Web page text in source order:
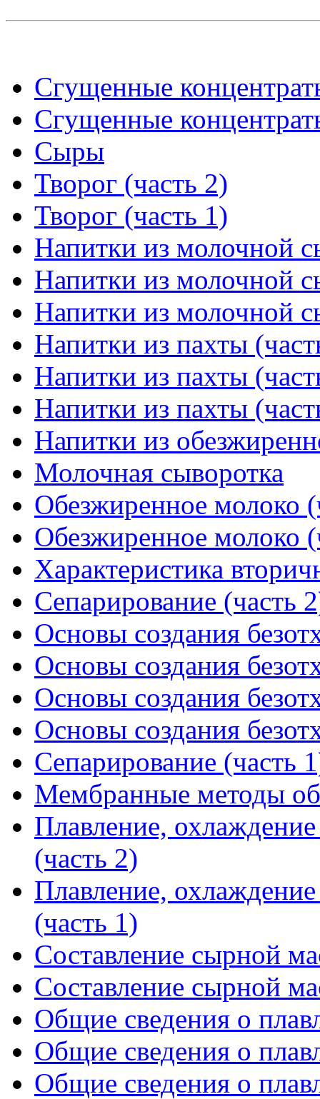
Сгущенные
Сгущенные
Сыры
Творог (часть 2)
Творог (часть 1)
Напитки из молочной
Напитки из молочной
Напитки из молочной
Напитки из пахты
Напитки из пахты
Напитки из пахты
Напитки из
Молочная сыворотка
Обезжиренное молоко
Обезжиренное молоко
Характеристика
Сепарирование (часть
Основы создания
Основы создания
Основы создания
Основы создания
Сепарирование (часть
Мембранные методы
Плавление,
(часть 2)
Плавление,
(часть 1)
Составление сырной
Составление сырной
Общие сведения о
Общие сведения о
Общие сведения о